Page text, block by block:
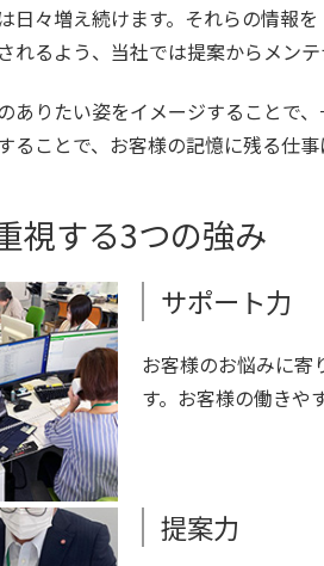
日々増え続けます。それらの情報
れるよう、当社では提案からメン
ありたい姿をイメージすることで
ることで、お客様の記憶に残る仕事
視する3つの強み
サポート力
お客様のお悩みに寄
す。お客様の働きや
提案力